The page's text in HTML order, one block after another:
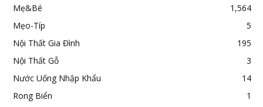
Mẹ&Bé
1,564
Mẹo-Típ
5
Nội Thất Gia Đình
195
Nội Thất Gỗ
3
Nước Uống Nhập Khẩu
14
Rong Biển
1